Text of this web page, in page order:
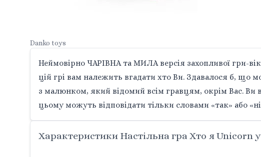
Danko toys
Неймовірно ЧАРІВНА та МИЛА версія захопливої гри-
цій грі вам належить вгадати хто Ви. Здавалося б, що
з малюнком, який відомий всім гравцям, окрім Вас. Ви
цьому можуть відповідати тільки словами «так» або
Характеристики Настільна гра Хто я Unicorn